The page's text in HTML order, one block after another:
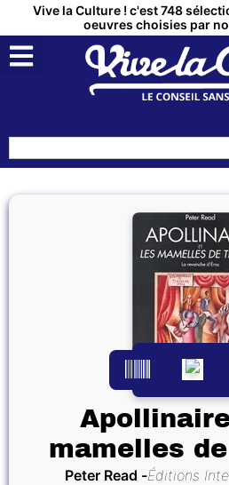
Vive la Culture ! c'est 748
oeuvres choisies par
mamelles
Peter Read Éditions